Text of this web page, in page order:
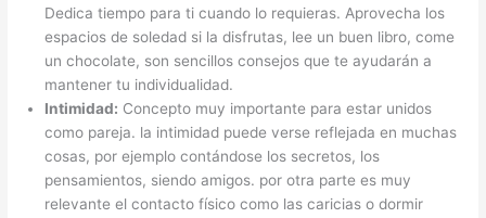
Dedica tiempo para ti cuando lo requieras. Aprovecha los
espacios de soledad si la disfrutas, lee un buen libro, come
un chocolate, son sencillos consejos que te ayudarán a
mantener tu individualidad.
Intimidad: Concepto muy importante para estar unidos
como pareja. la intimidad puede verse reflejada en muchas
cosas, por ejemplo contándose los secretos, los
pensamientos, siendo amigos. por otra parte es muy
relevante el contacto físico como las caricias o dormir